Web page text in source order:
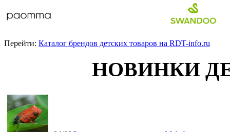
Перейти: Каталог брендов детских товаров на RDT-info.ru
НОВИНКИ